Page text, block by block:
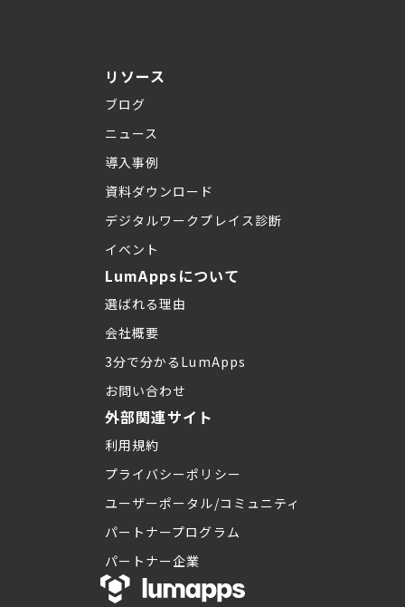
リソース
ブログ
ニュース
導入事例
資料ダウンロード
デジタルワークプレイス診断
イベント
LumAppsについて
選ばれる理由
会社概要
3分で分かるLumApps
お問い合わせ
外部関連サイト
利用規約
プライバシーポリシー
ユーザーポータル/コミュニティ
パートナープログラム
パートナー企業